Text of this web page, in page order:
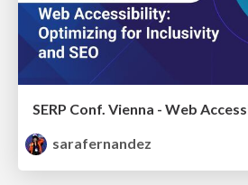
sarafernandez